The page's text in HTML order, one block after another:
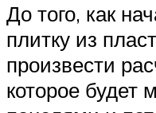
До того, как
плитку из
произвести
которое